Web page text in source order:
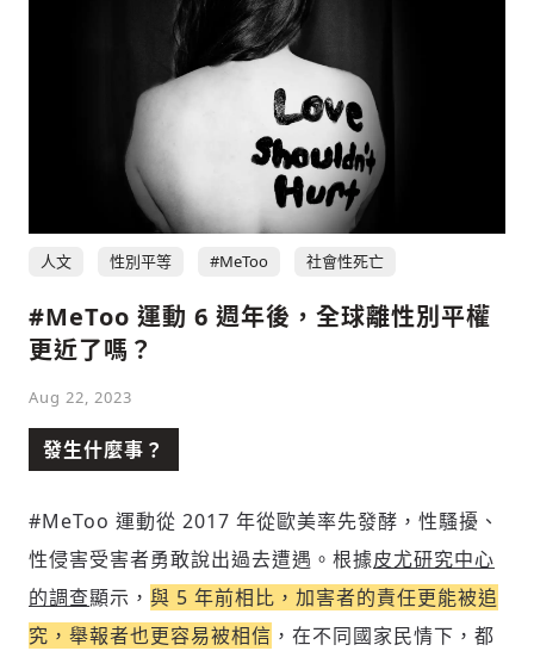
人文 性別平等 #MeToo 社會性死亡
#MeToo 運動 6 週年後，全球離性別平權
更近了嗎？
Aug 22, 2023
發生什麼事？
#MeToo 運動從 2017 年從歐美率先發酵，性騷擾、
性侵害受害者勇敢說出過去遭遇。根據皮尤研究中心
的調查顯示， 與 5 年前相比，加害者的責任更能被追
究，舉報者也更容易被相信 ，在不同國家民情下，都